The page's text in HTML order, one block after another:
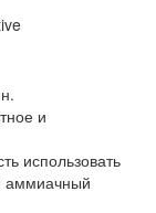
и
использовать
аммиачный